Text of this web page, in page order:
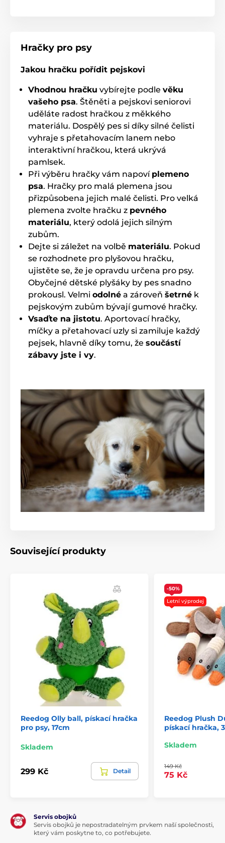
% Chovatelství
Hračky pro psy
Jakou hračku pořídit pejskovi
Vhodnou hračku vybírejte podle věku
vašeho psa. Štěněti a pejskovi seniorovi
uděláte radost hračkou z měkkého
materiálu. Dospělý pes si díky silné čelisti
vyhraje s přetahovacím lanem nebo
interaktivní hračkou, která ukrývá
pamlsek.
Při výběru hračky vám napoví plemeno
psa. Hračky pro malá plemena jsou
přizpůsobena jejich malé čelisti. Pro velká
plemena zvolte hračku z pevného
materiálu, který odolá jejich silným
zubům.
Dejte si záležet na volbě materiálu. Pokud
se rozhodnete pro plyšovou hračku,
ujistěte se, že je opravdu určena pro psy.
Obyčejné dětské plyšáky by pes snadno
prokousl. Velmi odolné a zároveň šetrné k
pejskovým zubům bývají gumové hračky.
Vsaďte na jistotu. Aportovací hračky,
míčky a přetahovací uzly si zamiluje každý
pejsek, hlavně díky tomu, že součástí
zábavy jste i vy.
Související produkty
Reedog Olly ball, pískací hračka
pro psy, 17cm
Skladem
299 Kč Detail
-50%
Letní výprodej
Reedog Plush
pískací hračka,
Skladem
149 Kč
75 Kč
Servis obojků
Servis obojků je nepostradatelným prvkem naší společnosti,
který vám poskytne to, co potřebujete.